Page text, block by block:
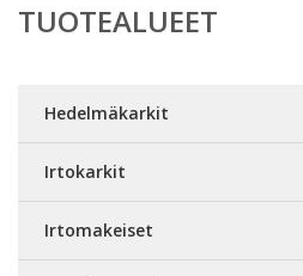
TUOTEALUEET
Hedelmäkarkit
Irtokarkit
Irtomakeiset